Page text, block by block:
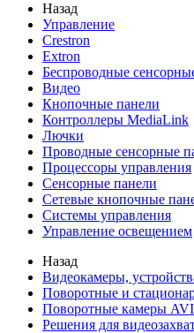
Назад
Управление
Crestron
Extron
Беспроводные
Видео
Кнопочные панели
Контроллеры MediaLink
Лючки
Проводные сенсорные
Процессоры управления
Сенсорные панели
Сетевые кнопочные
Системы управления
Управление освещением
Назад
Видеокамеры,
Поворотные и
Поворотные камеры
Решения для